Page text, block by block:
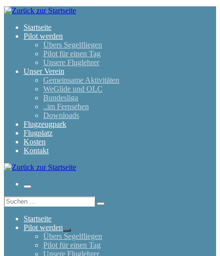
Zum
Inhalt
springenStartseite
Pilot werden
Übers Segelfliegen
Pilot für einen Tag
Unsere Fluglehrer
Unser Verein
Gemeinsame Aktivitäten
WeGlide und OLC
Bundesliga
..im Fernsehen
Downloads
Flugzeugpark
Flugplatz
Kosten
Kontakt
Menü
Suche
Suchen …
Startseite
Pilot werden
Übers Segelfliegen
Pilot für einen Tag
Unsere Fluglehrer